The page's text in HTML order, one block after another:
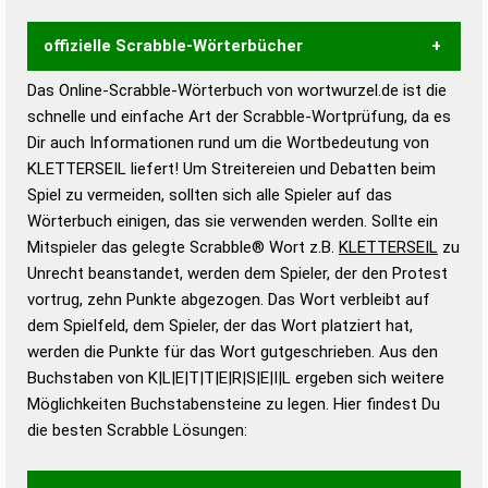
offizielle Scrabble-Wörterbücher
Wortwurzel liefert mit Hilfe eines semantischen
Wortanalyse-Algorithmus gute Anhaltspunkte zu
Wortbedeutung, Worttrennung und Wortform, um die
Gültigkeit eines Wortes für das Scrabble-Spiel zu
bestimmen! zugelassene Turnier Scrabble-
Wörterbücher sind:
Duden – Standardwerk in 12 Bänden
Duden – Richtiges und gutes
Deutsch
Duden – Die deutsche Grammatik
Duden – Deutsches
Universalwörterbuch
Das Online-Scrabble-Wörterbuch von wortwurzel.de ist die
schnelle und einfache Art der Scrabble-Wortprüfung, da es
Dir auch Informationen rund um die Wortbedeutung von
KLETTERSEIL liefert! Um Streitereien und Debatten beim
Spiel zu vermeiden, sollten sich alle Spieler auf das
Wörterbuch einigen, das sie verwenden werden. Sollte ein
Mitspieler das gelegte Scrabble® Wort z.B. KLETTERSEIL zu
Unrecht beanstandet, werden dem Spieler, der den Protest
vortrug, zehn Punkte abgezogen. Das Wort verbleibt auf
dem Spielfeld, dem Spieler, der das Wort platziert hat,
werden die Punkte für das Wort gutgeschrieben. Aus den
Buchstaben von K|L|E|T|T|E|R|S|E|I|L ergeben sich weitere
Möglichkeiten Buchstabensteine zu legen. Hier findest Du
die besten Scrabble Lösungen: